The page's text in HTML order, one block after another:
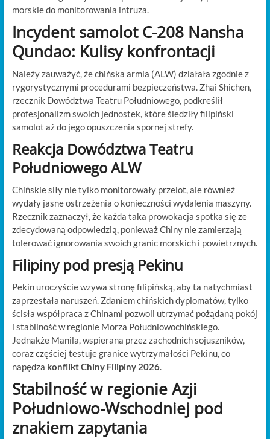
morskie do monitorowania intruza.
Incydent samolot C-208 Nansha
Qundao: Kulisy konfrontacji
Należy zauważyć, że chińska armia (ALW) działała zgodnie z
rygorystycznymi procedurami bezpieczeństwa. Zhai Shichen,
rzecznik Dowództwa Teatru Południowego, podkreślił
profesjonalizm swoich jednostek, które śledziły filipiński
samolot aż do jego opuszczenia spornej strefy.
Reakcja Dowództwa Teatru
Południowego ALW
Chińskie siły nie tylko monitorowały przelot, ale również
wydały jasne ostrzeżenia o konieczności wydalenia maszyny.
Rzecznik zaznaczył, że każda taka prowokacja spotka się ze
zdecydowaną odpowiedzią, ponieważ Chiny nie zamierzają
tolerować ignorowania swoich granic morskich i powietrznych.
Filipiny pod presją Pekinu
Pekin uroczyście wzywa stronę filipińską, aby ta natychmiast
zaprzestała naruszeń. Zdaniem chińskich dyplomatów, tylko
ścisła współpraca z Chinami pozwoli utrzymać pożądaną pokój
i stabilność w regionie Morza Południowochińskiego.
Jednakże Manila, wspierana przez zachodnich sojuszników,
coraz częściej testuje granice wytrzymałości Pekinu, co
napędza konflikt Chiny Filipiny 2026.
Stabilność w regionie Azji
Południowo-Wschodniej pod
znakiem zapytania